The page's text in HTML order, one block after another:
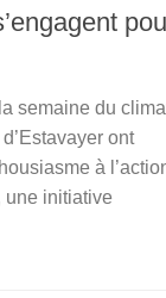
semaine du
ont
à
une initiative